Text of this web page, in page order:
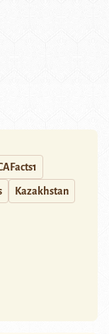
Kazakhstan